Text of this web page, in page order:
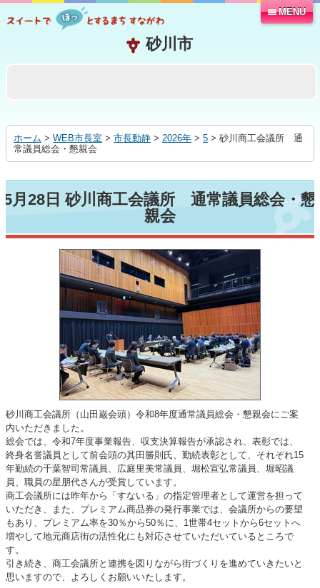
る
MENU
ホーム > WEB市長室 > 市長動静 > 2026年 > 5 > 砂川商工会議所 通
常議員総会・懇親会
5月28日 砂川商工会議所 通常議員総会・懇
親会
砂川商工会議所（山田巌会頭）令和8年度通常議員総会・懇親会にご案
内いただきました。
総会では、令和7年度事業報告、収支決算報告が承認され、表彰では、
終身名誉議員として前会頭の其田勝則氏、勤続表彰として、それぞれ15
年勤続の千葉智司常議員、広庭里美常議員、堀松宣弘常議員、堀昭議
員、職員の星朋代さんが受賞しています。
商工会議所には昨年から「すないる」の指定管理者として運営を担って
いただき、また、プレミアム商品券の発行事業では、会議所からの要望
もあり、プレミアム率を30％から50％に、1世帯4セットから6セットへ
増やして地元商店街の活性化にも対応させていただいているところで
す。
引き続き、商工会議所と連携を図りながら街づくりを進めていきたいと
思いますので、よろしくお願いいたします。